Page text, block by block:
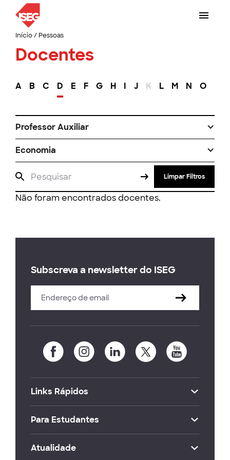
Início/ Pessoas
Docentes
A B C D E F G H I J K L M N O
Professor Auxiliar
Economia
Limpar Filtros
Não foram encontrados docentes.
Subscreva a newsletter do ISEG
Links Rápidos
Para Estudantes
Atualidade